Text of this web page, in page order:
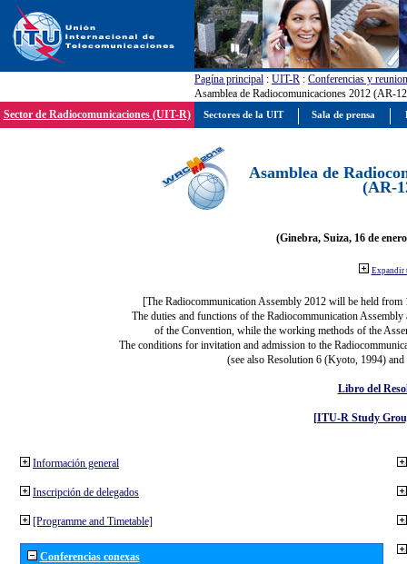
Pagína principal : UIT-R : Conferencias y
Asamblea de Radiocomunicaciones 2012 (AR-
Sector de Radiocomunicaciones (UIT-R)
Asamblea de
(AR-
(Ginebra, Suiza, 16 de
Expandir
[The Radiocommunication Assembly 2012 will be held
The duties and functions of the Radiocommunication
of the Convention, while the working methods of the
The conditions for invitation and admission to the
(see also Resolution 6 (Kyoto, 1994)
Libro del
[ITU-R Study
Información general
Inscripción de delegados
[Programme and Timetable]
Conferencias conexas
Sectores de la UIT Sala de prensa